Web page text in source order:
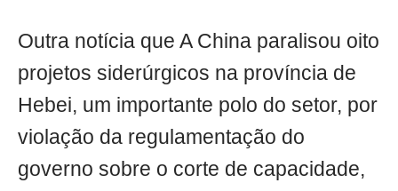
Outra notícia que A China paralisou oito
projetos siderúrgicos na província de
Hebei, um importante polo do setor, por
violação da regulamentação do
governo sobre o corte de capacidade,